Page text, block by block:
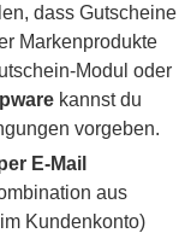
dass Gutscheine
Markenprodukte
Modul oder
kannst du
vorgeben.
E-Mail
aus
Kundenkonto)